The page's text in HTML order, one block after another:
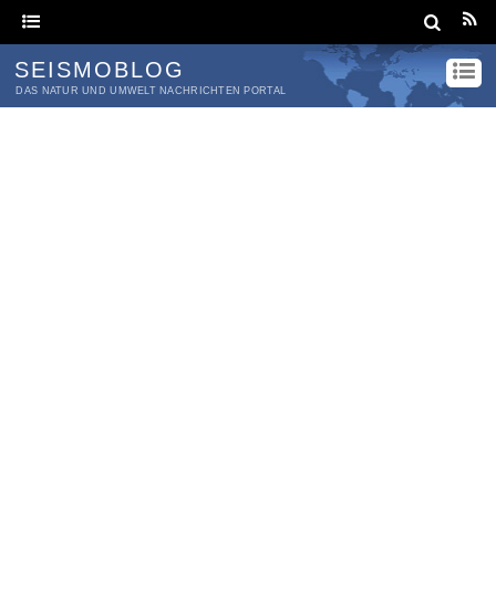
SEISMOBLOG
DAS NATUR UND UMWELT NACHRICHTEN PORTAL